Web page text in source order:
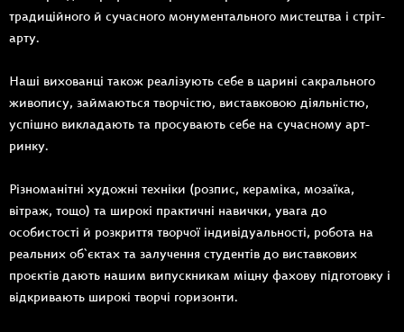
традиційного й сучасного монументального мистецтва і стріт-
арту.
Наші вихованці також реалізують себе в царині сакрального
живопису, займаються творчістю, виставковою діяльністю,
успішно викладають та просувають себе на сучасному арт-
ринку.
Різноманітні художні техніки (розпис, кераміка, мозаїка,
вітраж, тощо) та широкі практичні навички, увага до
особистості й розкриття творчої індивідуальності, робота на
реальних об`єктах та залучення студентів до виставкових
проєктів дають нашим випускникам міцну фахову підготовку і
відкривають широкі творчі горизонти.